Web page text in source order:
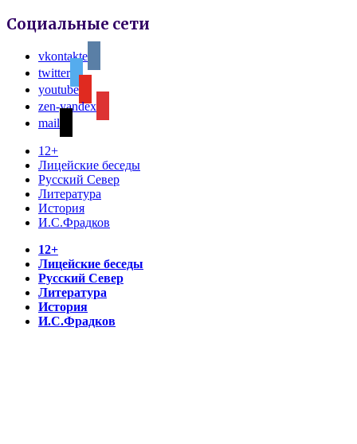
Социальные сети
vkontakte
twitter
youtube
zen-yandex
mail
12+
Лицейские беседы
Русский Север
Литература
История
И.С.Фрадков
12+
Лицейские беседы
Русский Север
Литература
История
И.С.Фрадков